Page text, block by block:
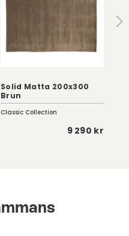
Solid Matta 200x300
Brun
Classic Collection
9 290 kr